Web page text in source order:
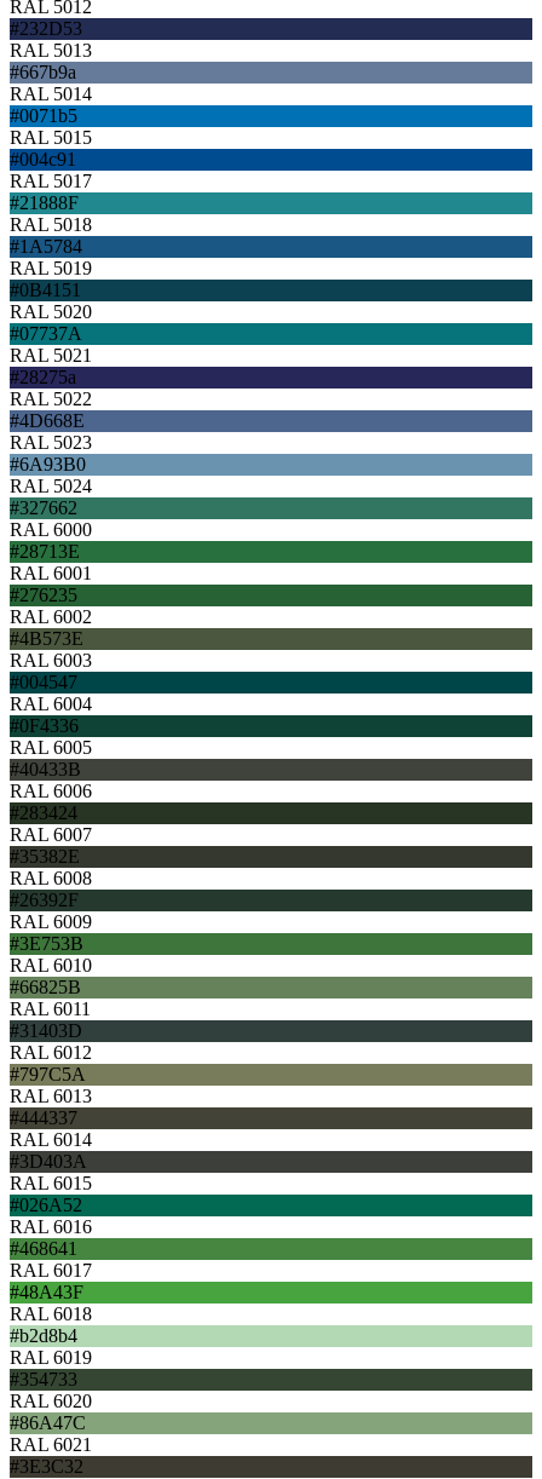
RAL 5012
#232D53
RAL 5013
#667b9a
RAL 5014
#0071b5
RAL 5015
#004c91
RAL 5017
#21888F
RAL 5018
#1A5784
RAL 5019
#0B4151
RAL 5020
#07737A
RAL 5021
#28275a
RAL 5022
#4D668E
RAL 5023
#6A93B0
RAL 5024
#327662
RAL 6000
#28713E
RAL 6001
#276235
RAL 6002
#4B573E
RAL 6003
#004547
RAL 6004
#0F4336
RAL 6005
#40433B
RAL 6006
#283424
RAL 6007
#35382E
RAL 6008
#26392F
RAL 6009
#3E753B
RAL 6010
#66825B
RAL 6011
#31403D
RAL 6012
#797C5A
RAL 6013
#444337
RAL 6014
#3D403A
RAL 6015
#026A52
RAL 6016
#468641
RAL 6017
#48A43F
RAL 6018
#b2d8b4
RAL 6019
#354733
RAL 6020
#86A47C
RAL 6021
#3E3C32